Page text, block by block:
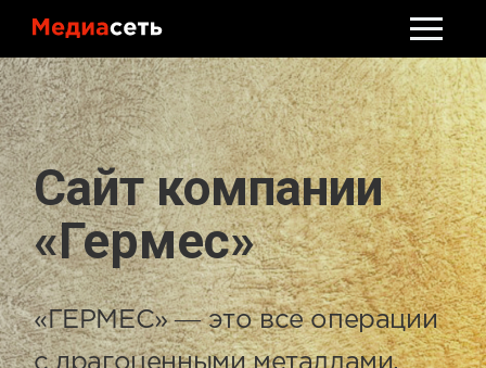
Стать клиентом
Обсудить проект
Сайт компании
«Гермес»
«ГЕРМЕС» ― это все операции
с драгоценными металлами,